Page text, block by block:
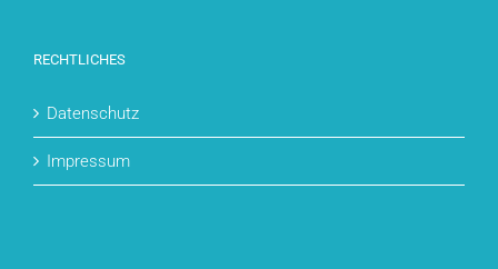
RECHTLICHES
Datenschutz
Impressum